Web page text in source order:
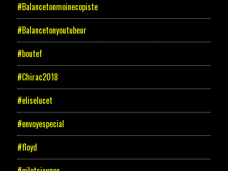
#Balancetonmoinecopiste
#Balancetonyoutubeur
#boutef
#Chirac2018
#eliselucet
#envoyespecial
#floyd